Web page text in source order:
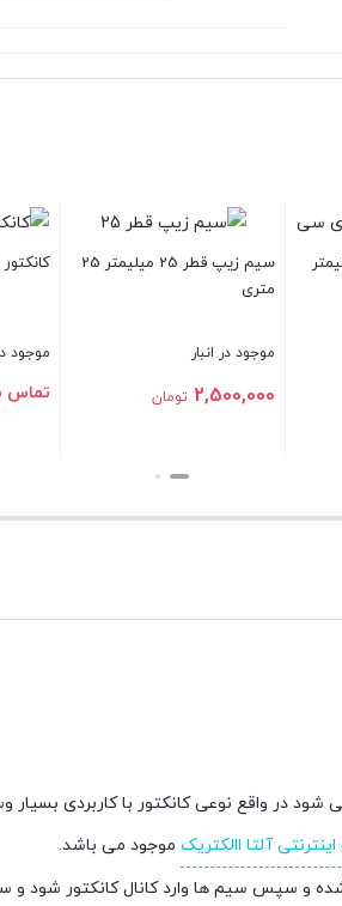
سیم زیپ قطر 25 میلیمتر 25
متری
موجود در انبار
2,500,000 تومان
کانکتور
موجود در
تماس
شود در واقع نوعی کانکتور با کاربردی
آلتا االکتریک موجود می باشد.
شده و سپس سیم ها وارد کانال کانکتور